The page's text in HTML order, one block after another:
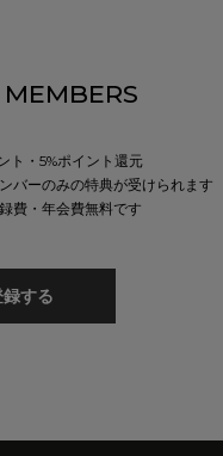
ト・5%ポイント還元
バーのみの特典が受けられます
費・年会費無料です
する